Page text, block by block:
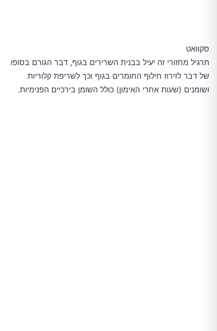
סקוואט
תרגיל מחזורי זה יעיל בבנית השרירים בגוף, דבר הגורם בסופו
של דבר לזירוז חילוף החומרים בגוף וכך לשריפת קלוריות
ושומנים (שעות אחרי האימון) כולל השומן בירכיים הפנימיות.